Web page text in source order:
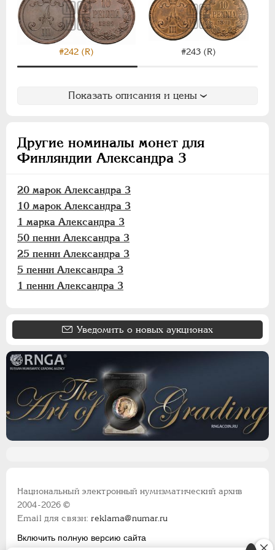
#242 (R) #243 (R)
Показать описания и цены
Другие номиналы монет для
Финляндии Александра 3
20 марок Александра 3
10 марок Александра 3
1 марка Александра 3
50 пенни Александра 3
25 пенни Александра 3
5 пенни Александра 3
1 пенни Александра 3
Уведомить о новых аукционах
1 марка
50 пенни
25 пенни
НИКОЛАЙ II 1894-1917
ВРЕМЕННОЕ ПРАВ. 1917-1918
Национальный электронный нумизматический архив
2004-2026 ©
Email для связи:reklama@numar.ru
Включить полную версию сайта